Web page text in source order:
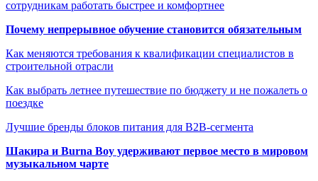
сотрудникам работать быстрее и комфортнее
Почему непрерывное обучение становится обязательным
Как меняются требования к квалификации специалистов в
строительной отрасли
Как выбрать летнее путешествие по бюджету и не пожалеть о
поездке
Лучшие бренды блоков питания для B2B-сегмента
Шакира и Burna Boy удерживают первое место в мировом
музыкальном чарте